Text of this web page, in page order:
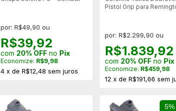
por: R$49,90 ou
R$39,92
com 20% OFF no Pix
Economize: R$9,98
4 x de R$12,48 sem juros
Pistol Grip para
por: R$2.299,90 ou
R$1.839,92
com 20% OFF no Pix
Economize: R$459,98
12 xdeR$191,66 sem
5%